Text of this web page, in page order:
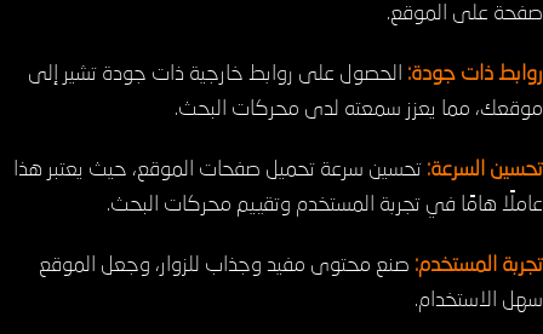
صفحة على الموقع.
روابط ذات جودة:
الحصول على روابط خارجية ذات جودة تشير إلى
موقعك، مما يعزز سمعته لدى محركات البحث.
تحسين السرعة: تحسين سرعة تحميل صفحات الموقع، حيث يعتبر هذا
عاملًا هامًا في تجربة المستخدم وتقييم محركات البحث.
تجربة المستخدم: صنع محتوى مفيد وجذاب للزوار، وجعل الموقع
سهل الاستخدام.